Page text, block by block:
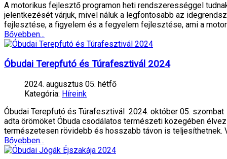
A motorikus fejlesztő programon heti rendszerességgel
jelentkezését várjuk, mivel náluk a legfontosabb az
fejlesztése, a figyelem és a fegyelem fejlesztése, ami a
Bővebben...
Óbudai Terepfutó és Túrafesztivál 2024
2024. augusztus 05. hétfő
Kategória: Híreink
Óbudai Terepfutó és Túrafesztivál 2024. október 05.
adta örömöket Óbuda csodálatos természeti közegében
természetesen rövidebb és hosszabb távon is teljesíthetnek.
Bővebben...